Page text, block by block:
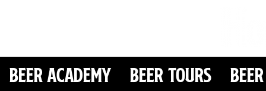
Beer Academy Beer Tours